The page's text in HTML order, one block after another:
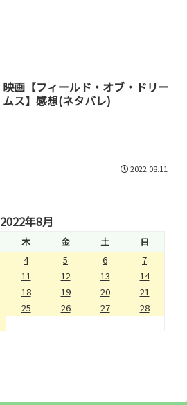
映画【フィールド・オブ・ドリー
ムス】感想(ネタバレ)
2022.08.11
2022年8月
木 金 土
日
4 5 6
7
11 12 13
14
18 19 20
21
25 26 27
28